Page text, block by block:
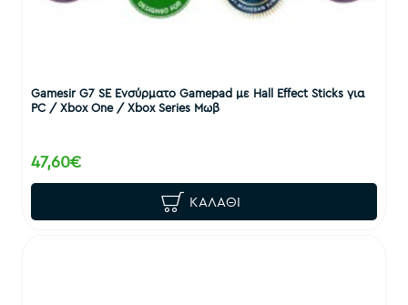
Gamesir G7 SE Ενσύρματο Gamepad με Hall Effect Sticks για
PC / Xbox One / Xbox Series Μωβ
47,60€
ΚΑΛΆΘΙ